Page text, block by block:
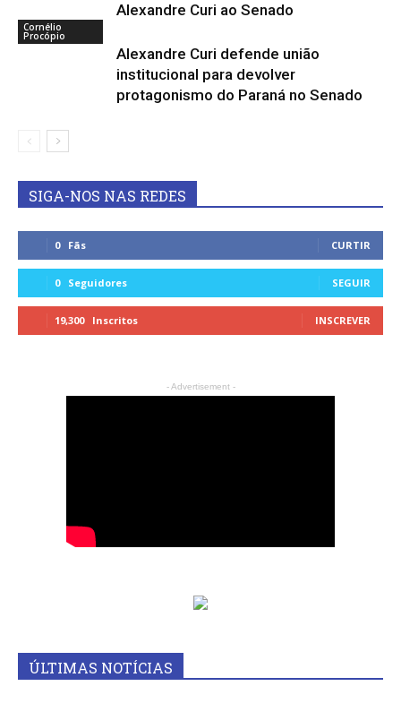
Alexandre Curi ao Senado
Cornélio
Procópio
Alexandre Curi defende união
institucional para devolver
protagonismo do Paraná no Senado
SIGA-NOS NAS REDES
0 Fãs CURTIR
0 Seguidores SEGUIR
19,300 Inscritos INSCREVER
- Advertisement -
ÚLTIMAS NOTÍCIAS